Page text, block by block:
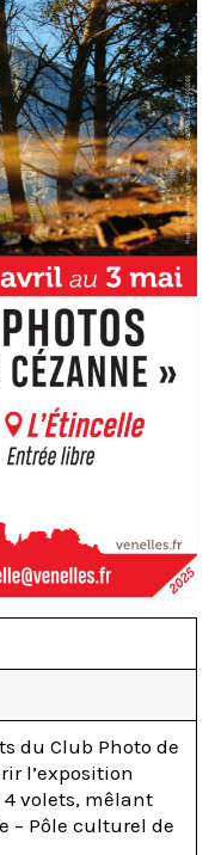
du Club Photo de
l’exposition
4 volets, mêlant
– Pôle culturel de